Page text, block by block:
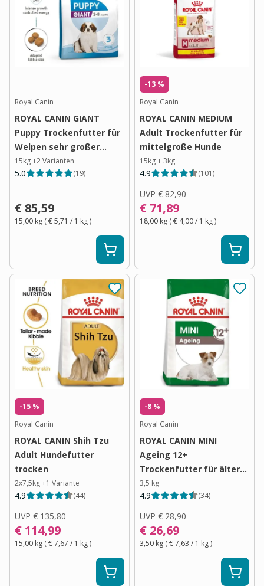
Royal Canin
ROYAL CANIN GIANT
Puppy Trockenfutter für
Welpen sehr großer
Rassen
15kg+2Varianten
5.0 (19)
€ 85,59
15,00 kg (€ 5,71 / 1 kg)
-13 %
Royal Canin
ROYAL CANIN MEDIUM
Adult Trockenfutter für
mittelgroße Hunde
15kg + 3kg
4.9 (101)
UVP € 82,90
€ 71,89
18,00 kg (€ 4,00/ 1 kg)
-15 %
Royal Canin
ROYAL CANIN Shih Tzu
Adult Hundefutter
trocken
2x7,5kg+1 Variante
4.9 (44)
UVP € 135,80
€ 114,99
15,00 kg (€ 7,67 / 1 kg)
-8 %
Royal Canin
ROYAL CANIN MINI
Ageing 12+
Trockenfutter für ältere
kleine Hunde
3,5 kg
4.9 (34)
UVP € 28,90
€ 26,69
3,50 kg (€ 7,63 / 1 kg)